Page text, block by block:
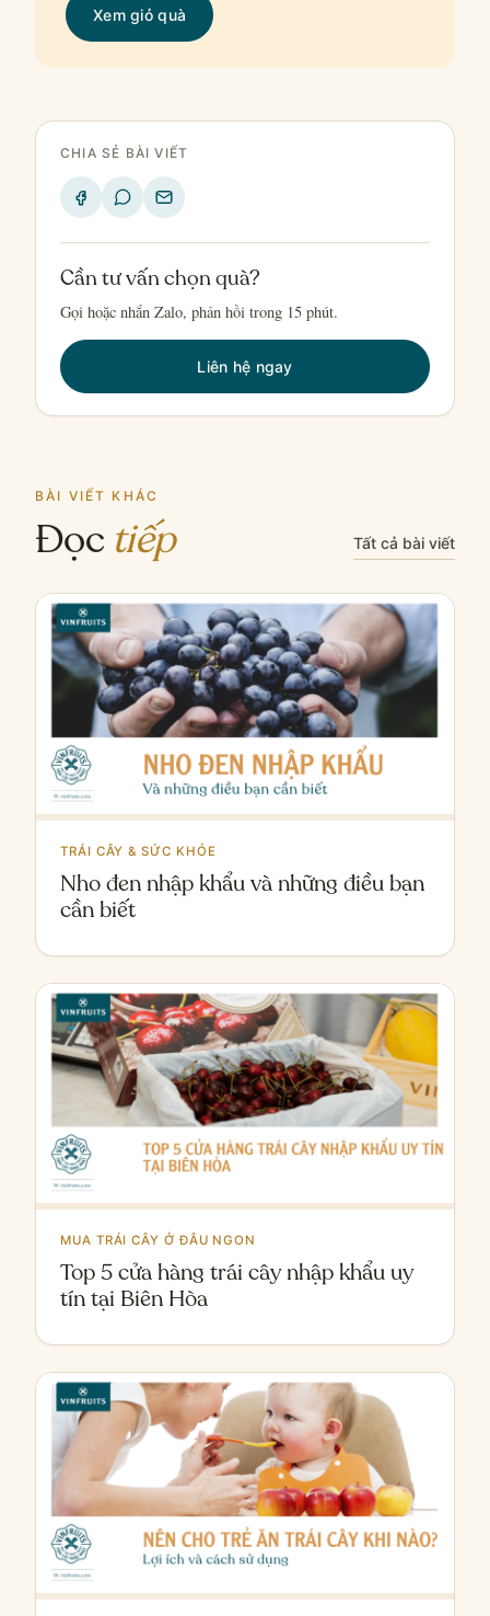
Xem giỏ quà
CHIA SẺ BÀI VIẾT
Cần tư vấn chọn quà?
Gọi hoặc nhắn Zalo, phản hồi trong 15 phút.
Liên hệ ngay
BÀI VIẾT KHÁC
Đọc tiếp Tất cả bài viết
TRÁI CÂY & SỨC KHỎE
Nho đen nhập khẩu và những điều bạn
cần biết
MUA TRÁI CÂY Ở ĐÂU NGON
Top 5 cửa hàng trái cây nhập khẩu uy
tín tại Biên Hòa